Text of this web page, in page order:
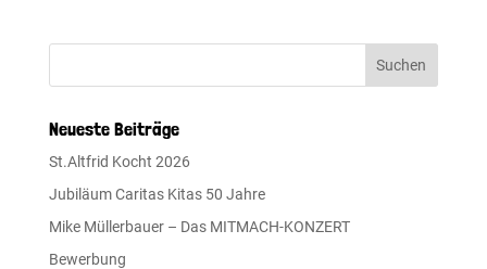
Neueste Beiträge
St.Altfrid Kocht 2026
Jubiläum Caritas Kitas 50 Jahre
Mike Müllerbauer – Das MITMACH-KONZERT
Bewerbung